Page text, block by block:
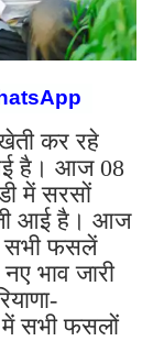
कर रहे
है। आज 08
में सरसों
आई है। आज
सभी फसलें
भाव जारी
सभी फसलों